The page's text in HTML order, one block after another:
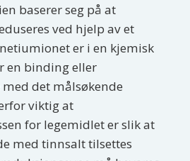
baserer seg på at
ved hjelp av et
er i en kjemisk
en binding eller
det målsøkende
viktig at
for legemidlet er slik at
med tinnsalt tilsettes